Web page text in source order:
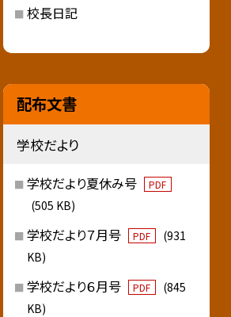
校長日記
配布文書
学校だより
学校だより夏休み号 PDF
(505 KB)
学校だより７月号 PDF
(931
KB)
学校だより６月号 PDF
(845
KB)